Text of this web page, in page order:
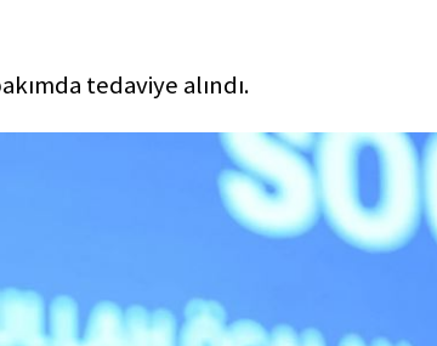
tedaviye alındı.